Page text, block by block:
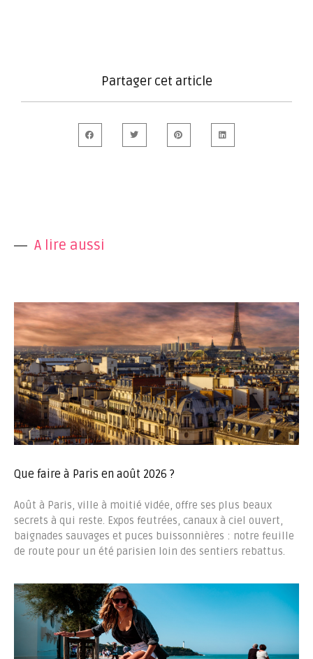
Partager cet article
A lire aussi
Que faire à Paris en août 2026 ?
Août à Paris, ville à moitié vidée, offre ses plus beaux
secrets à qui reste. Expos feutrées, canaux à ciel ouvert,
baignades sauvages et puces buissonnières : notre feuille
de route pour un été parisien loin des sentiers rebattus.